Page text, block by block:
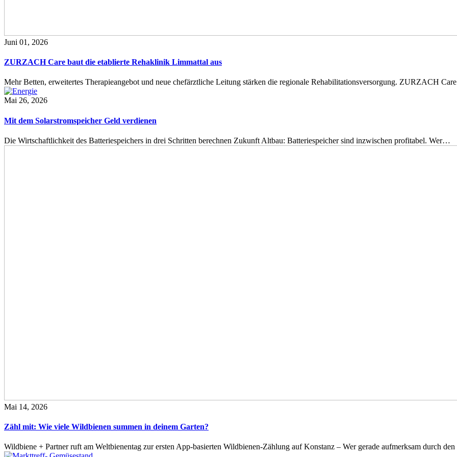
Juni 01, 2026
ZURZACH Care baut die etablierte Rehaklinik Limmattal aus
Mehr Betten, erweitertes Therapieangebot und neue chefärztliche Leitung stärken die regionale Rehabilitationsversorgung. ZURZACH
Mai 26, 2026
Mit dem Solarstromspeicher Geld verdienen
Die Wirtschaftlichkeit des Batteriespeichers in drei Schritten berechnen Zukunft Altbau: Batteriespeicher sind inzwischen profitabel. Wer…
Mai 14, 2026
Zähl mit: Wie viele Wildbienen summen in deinem Garten?
Wildbiene + Partner ruft am Weltbienentag zur ersten App-basierten Wildbienen-Zählung auf Konstanz – Wer gerade aufmerksam durch